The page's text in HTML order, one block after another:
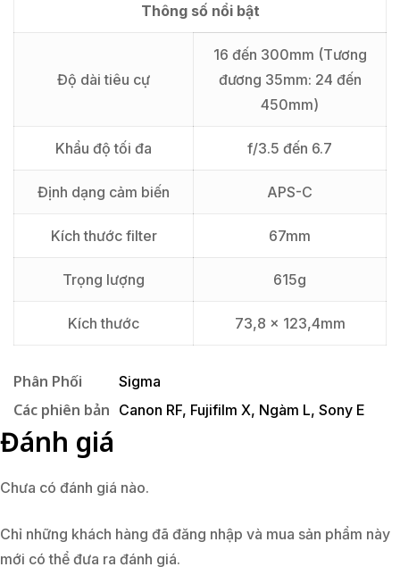
Thông số nổi bật
Độ dài tiêu cự
16 đến 300mm (Tương
đương 35mm: 24 đến
450mm)
Khẩu độ tối đa f/3.5 đến 6.7
Định dạng cảm biến APS-C
Kích thước filter 67mm
Trọng lượng 615g
Kích thước 73,8 x 123,4mm
Phân Phối Sigma
Các phiên bản Canon RF, Fujifilm X, Ngàm L, Sony E
Đánh giá
Chưa có đánh giá nào.
Chỉ những khách hàng đã đăng nhập và mua sản phẩm này
mới có thể đưa ra đánh giá.